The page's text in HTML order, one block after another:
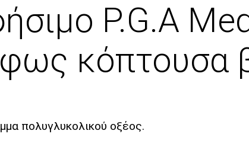
P.G.A
κόπτουσα
πολυγλυκολικού οξέος.